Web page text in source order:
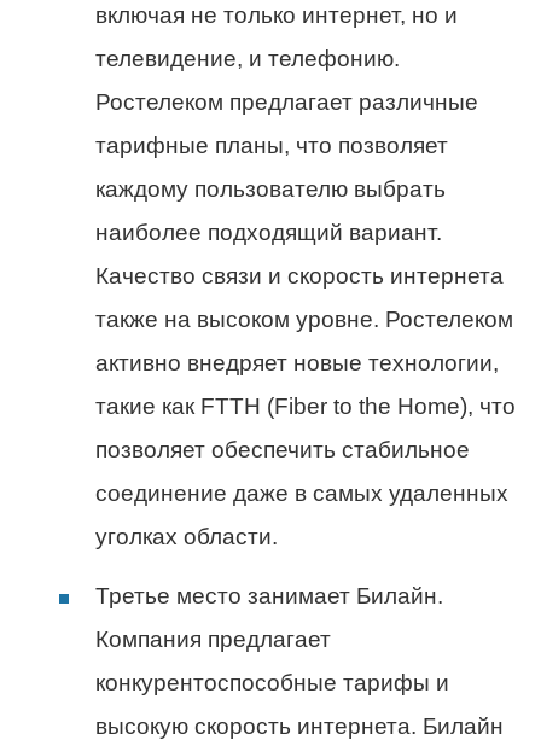
включая не только интернет, но и
телевидение, и телефонию.
Ростелеком предлагает различные
тарифные планы, что позволяет
каждому пользователю выбрать
наиболее подходящий вариант.
Качество связи и скорость интернета
также на высоком уровне. Ростелеком
активно внедряет новые технологии,
такие как FTTH (Fiber to the Home), что
позволяет обеспечить стабильное
соединение даже в самых удаленных
уголках области.
Третье место занимает Билайн.
Компания предлагает
конкурентоспособные тарифы и
высокую скорость интернета. Билайн